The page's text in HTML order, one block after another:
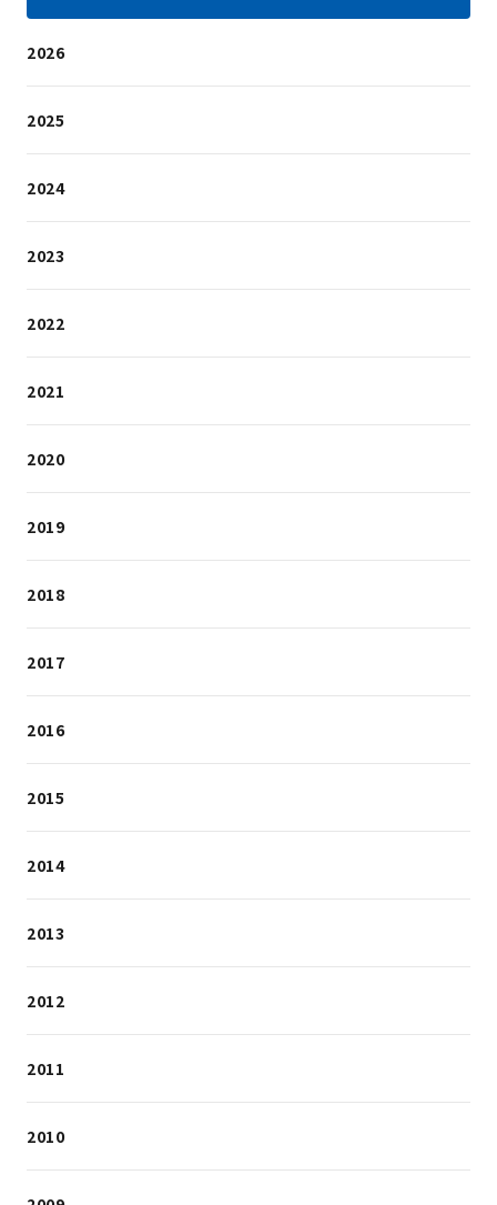
2026
2025
2024
2023
2022
2021
2020
2019
2018
2017
2016
2015
2014
2013
2012
2011
2010